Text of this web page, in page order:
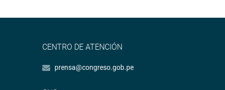
CENTRO DE ATENCIÓN
prensa@congreso.gob.pe